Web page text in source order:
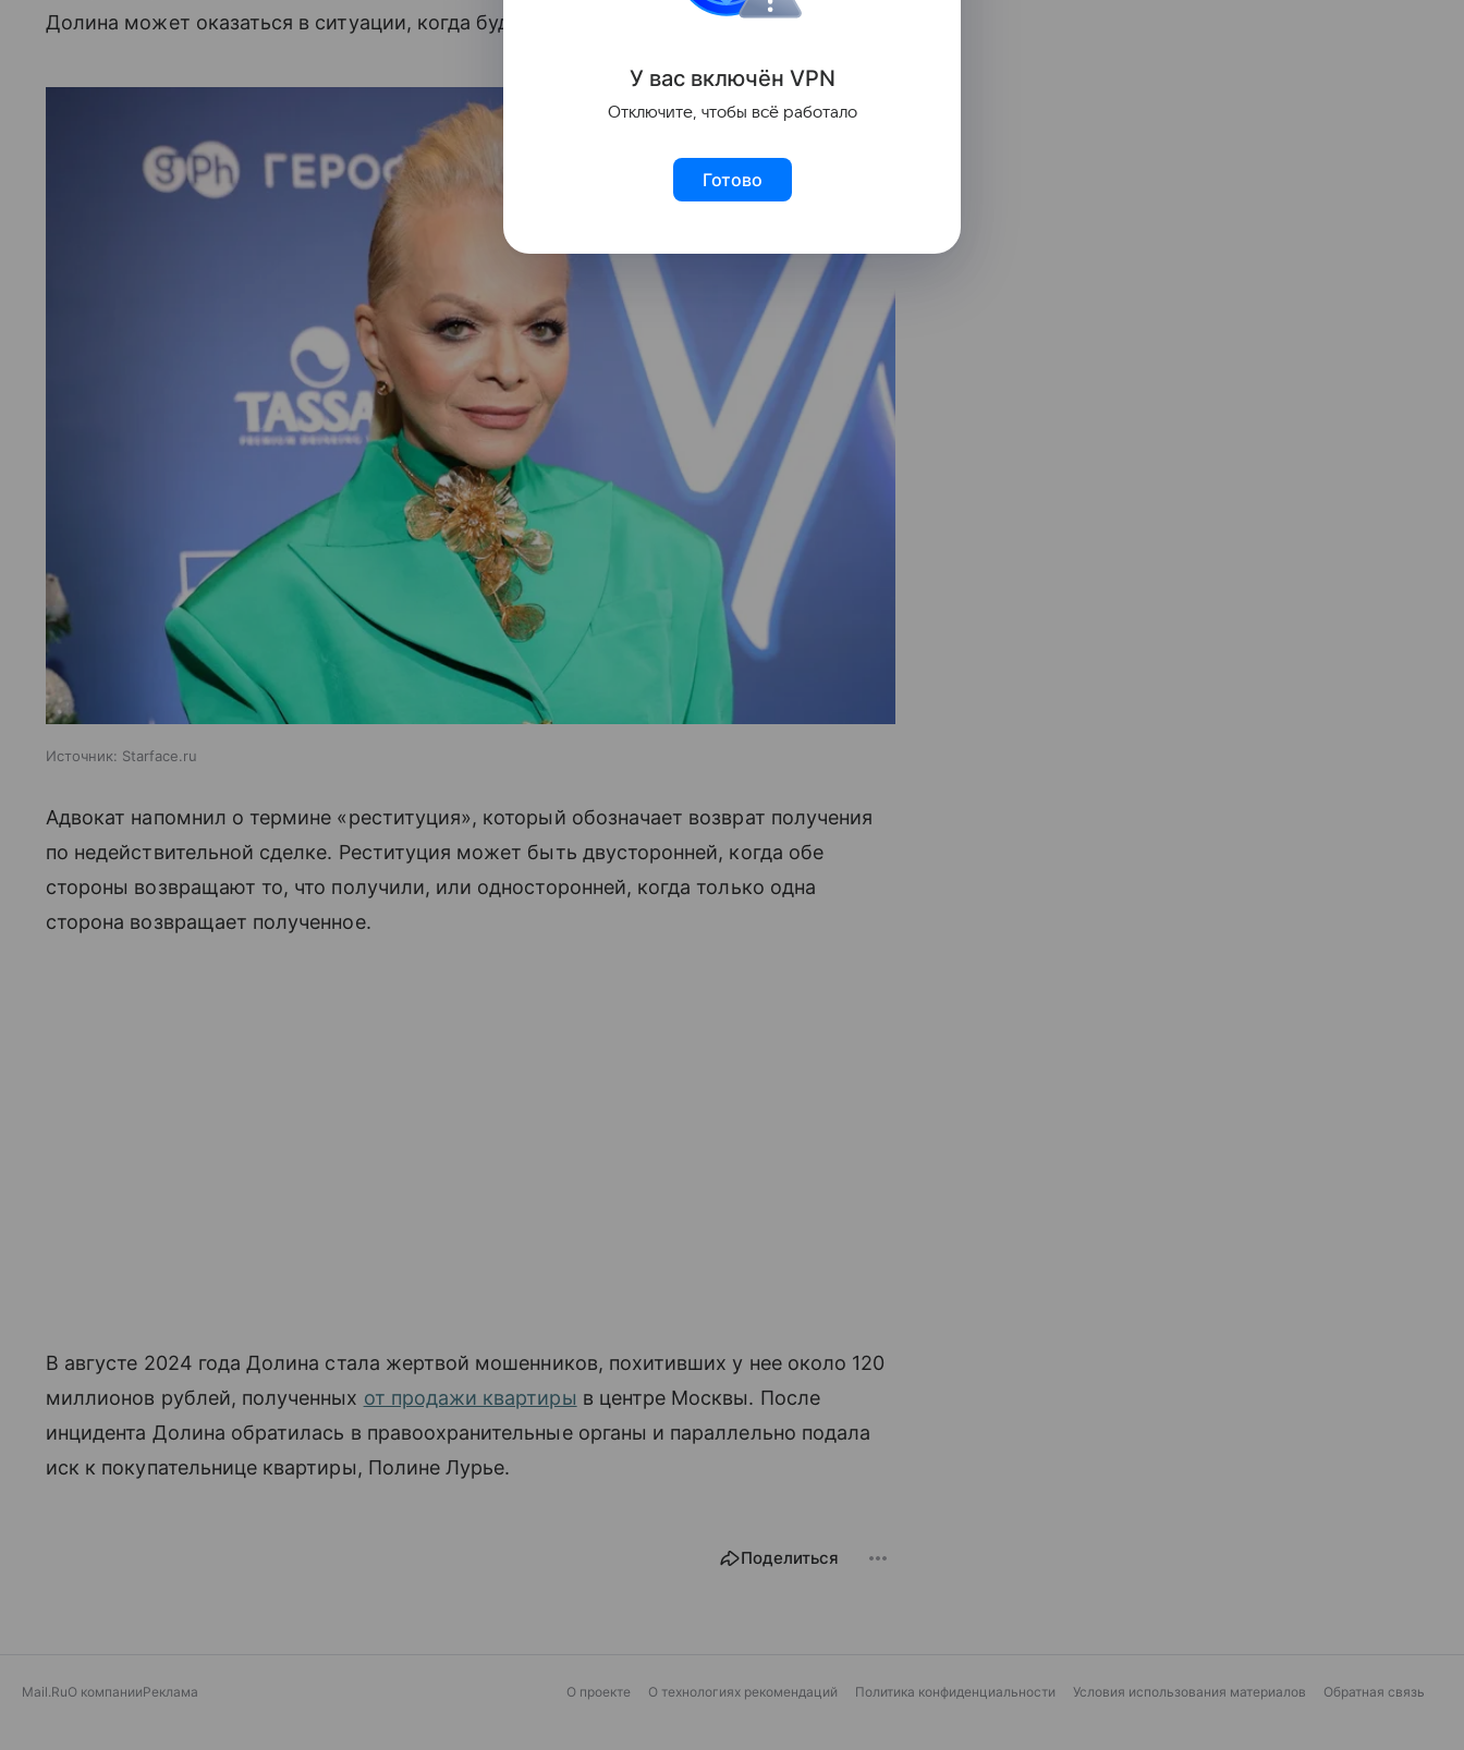
Долина может оказаться в ситуации, когда будет обязана выплатить деньги Лурье.
Источник: Starface.ru
Адвокат напомнил о термине «реституция», который обозначает возврат получения
по недействительной сделке. Реституция может быть двусторонней, когда обе
стороны возвращают то, что получили, или односторонней, когда только одна
сторона возвращает полученное.
В августе 2024 года Долина стала жертвой мошенников, похитивших у нее около 120
миллионов рублей, полученных от продажи квартиры в центре Москвы. После
инцидента Долина обратилась в правоохранительные органы и параллельно подала
иск к покупательнице квартиры, Полине Лурье.
Поделиться
Mail.RuО компанииРеклама О проекте О технологиях рекомендаций Политика конфиденциальности Условия использования материалов Обратная связь
У вас включён VPN
Отключите, чтобы всё работало
Готово